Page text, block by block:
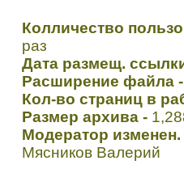
Колличество
раз
Дата размещ.
Расширение файла -
Кол-во страниц в
Размер архива -
Модератор изменен.
Мясников Валерий